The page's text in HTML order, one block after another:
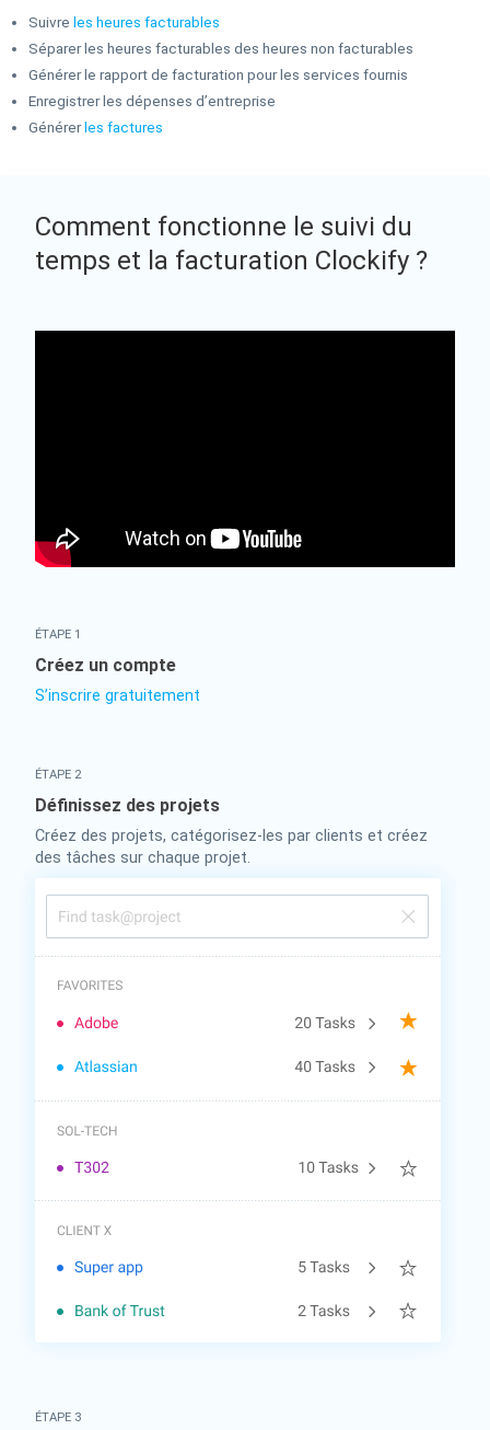
Suivre les heures facturables
Séparer les heures facturables des heures non facturables
Générer le rapport de facturation pour les services fournis
Enregistrer les dépenses d’entreprise
Générerles factures
Comment fonctionne le suivi du
temps et la facturation Clockify ?
ÉTAPE 1
Créez un compte
S’inscrire gratuitement
ÉTAPE 2
Définissez des projets
Créez des projets, catégorisez-les par clients et créez
des tâches sur chaque projet.
ÉTAPE 3